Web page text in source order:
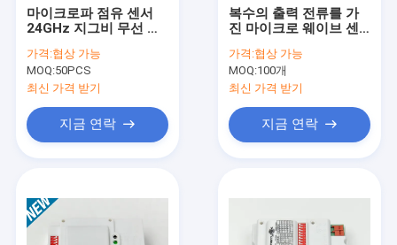
마이크로파 점유 센서
24GHz 지그비 무선 네
가격:협상 가능
MOQ:50PCS
최신 가격 받기
지금 연락
복수의 출력 전류를 가
진 마이크로 웨이브 센
LED 드라이버
가격:협상 가능
MOQ:100개
최신 가격 받기
지금 연락